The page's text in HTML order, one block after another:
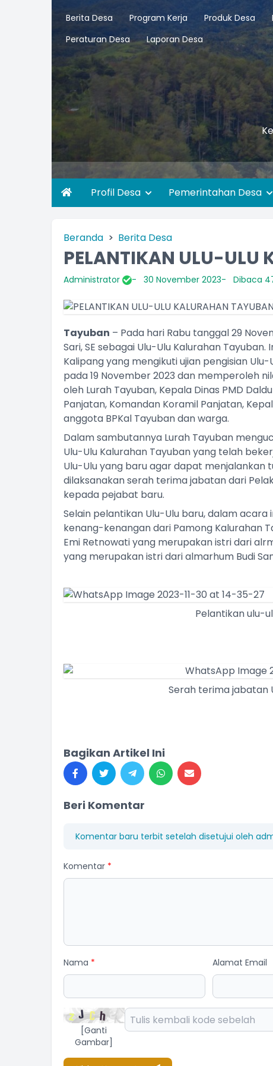
Berita Desa Program Kerja Produk Desa
Peraturan Desa
Laporan Desa
Profil Desa Pemerintahan Desa
Beranda Berita Desa
PELANTIKAN ULU-ULU
Administrator 30 November 2023 Dibaca
Tayuban – Pada hari Rabu tanggal 29
Sari, SE sebagai Ulu-Ulu Kalurahan
Kalipang yang mengikuti ujian pengisian
pada 19 November 2023 dan memperoleh
oleh Lurah Tayuban, Kepala Dinas PMD
Panjatan, Komandan Koramil Panjatan,
anggota BPKal Tayuban dan warga.
Dalam sambutannya Lurah Tayuban
Ulu-Ulu Kalurahan Tayuban yang telah
Ulu-Ulu yang baru agar dapat menjalankan
dilaksanakan serah terima jabatan dari
kepada pejabat baru.
Selain pelantikan Ulu-Ulu baru, dalam
kenang-kenangan dari Pamong Kalurahan
Emi Retnowati yang merupakan istri dari
yang merupakan istri dari almarhum Budi
Pelantikan ulu-
Serah terima jabatan
Bagikan Artikel Ini
Beri Komentar
Komentar baru terbit setelah disetujui oleh
Komentar *
Nama * Alamat Email
[Ganti
Gambar]